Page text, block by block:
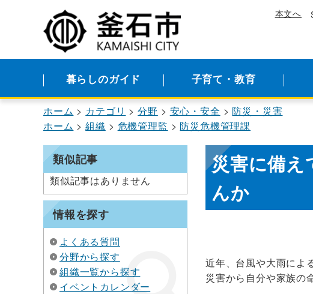
本文へ
暮らしのガイド 子育て・教育
ホーム カテゴリ 分野 安心・安全
防災・災害
ホーム
組織 危機管理監 防災危機管理課
類似記事
類似記事はありません
情報を探す
よくある質問
分野から探す
組織一覧から探す
イベントカレンダー
災害に備え
んか
近年、台風や大雨によ
災害から自分や家族の